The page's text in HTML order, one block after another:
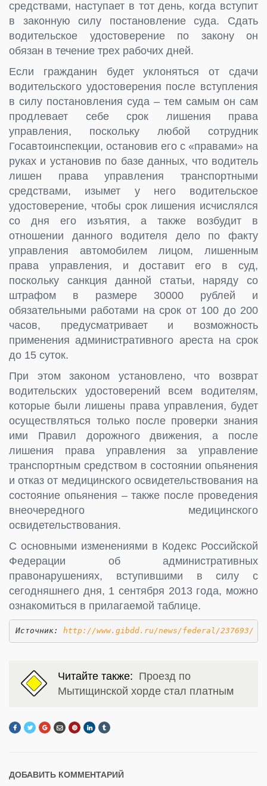
средствами, наступает в тот день, когда вступит
в законную силу постановление суда. Сдать
водительское удостоверение по закону он
обязан в течение трех рабочих дней.
Если гражданин будет уклоняться от сдачи
водительского удостоверения после вступления
в силу постановления суда – тем самым он сам
продлевает себе срок лишения права
управления, поскольку любой сотрудник
Госавтоинспекции, остановив его с «правами» на
руках и установив по базе данных, что водитель
лишен права управления транспортными
средствами, изымет у него водительское
удостоверение, чтобы срок лишения исчислялся
со дня его изъятия, а также возбудит в
отношении данного водителя дело по факту
управления автомобилем лицом, лишенным
права управления, и доставит его в суд,
поскольку санкция данной статьи, наряду со
штрафом в размере 30000 рублей и
обязательными работами на срок от 100 до 200
часов, предусматривает и возможность
применения административного ареста на срок
до 15 суток.
При этом законом установлено, что возврат
водительских удостоверений всем водителям,
которые были лишены права управления, будет
осуществляться только после проверки знания
ими Правил дорожного движения, а после
лишения права управления за управление
транспортным средством в состоянии опьянения
и отказ от медицинского освидетельствования на
состояние опьянения – также после проведения
внеочередного медицинского
освидетельствования.
С основными изменениями в Кодекс Российской
Федерации об административных
правонарушениях, вступившими в силу с
сегодняшнего дня, 1 сентября 2013 года, можно
ознакомиться в прилагаемой таблице.
Источник: http://www.gibdd.ru/news/federal/237693/
Читайте также: Проезд по
Мытищинской хорде стал платным
ДОБАВИТЬ КОММЕНТАРИЙ